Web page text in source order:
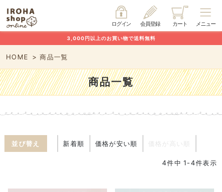
メニュー
カート
会員登録
ログイン
3,000円以上のお買い物で送料無料
HOME 商品一覧
商品一覧
並び替え 新着順 価格が安い順 価格が高い順
4件中 1-4件表示